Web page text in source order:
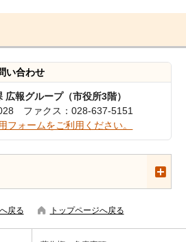
い合わせ
報グループ（市役所3階）
ファクス：028-637-5151
フォームをご利用ください。
戻る トップページへ戻る